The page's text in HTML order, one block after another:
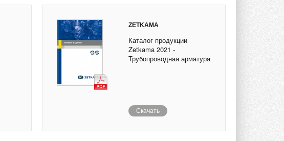
ZETKAMA
Каталог продукции
Zetkama 2021 -
Трубопроводная арматура
Скачать